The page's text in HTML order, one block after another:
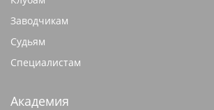
Заводчикам
Судьям
Специалистам
Академия